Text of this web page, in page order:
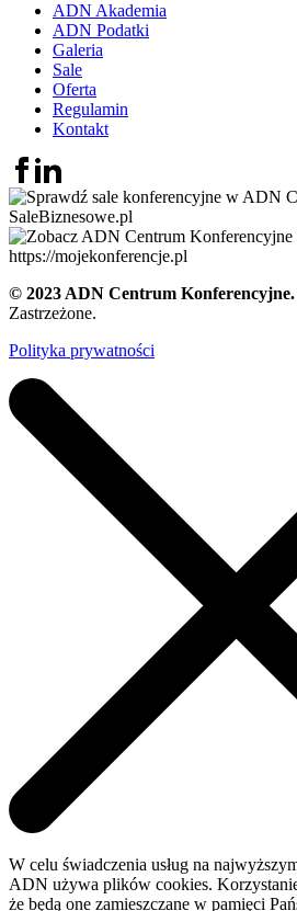
ADN Akademia
ADN Podatki
Galeria
Sale
Oferta
Regulamin
Kontakt
© 2023 ADN Centrum Konferencyjne.
Zastrzeżone.
Polityka prywatności
W celu świadczenia usług na
ADN używa plików cookies.
że będą one zamieszczane w pamięci